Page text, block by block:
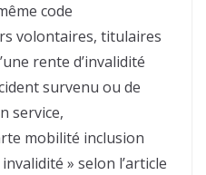
code
volontaires, titulaires
rente d’invalidité
survenu ou de
service,
mobilité inclusion
» selon l’article